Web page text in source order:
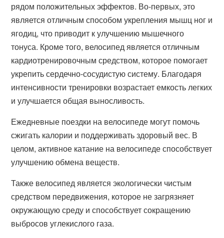
рядом положительных эффектов. Во-первых, это
является отличным способом укрепления мышц ног и
ягодиц, что приводит к улучшению мышечного
тонуса. Кроме того, велосипед является отличным
кардиотренировочным средством, которое помогает
укрепить сердечно-сосудистую систему. Благодаря
интенсивности тренировки возрастает емкость легких
и улучшается общая выносливость.
Ежедневные поездки на велосипеде могут помочь
сжигать калории и поддерживать здоровый вес. В
целом, активное катание на велосипеде способствует
улучшению обмена веществ.
Также велосипед является экологически чистым
средством передвижения, которое не загрязняет
окружающую среду и способствует сокращению
выбросов углекислого газа.